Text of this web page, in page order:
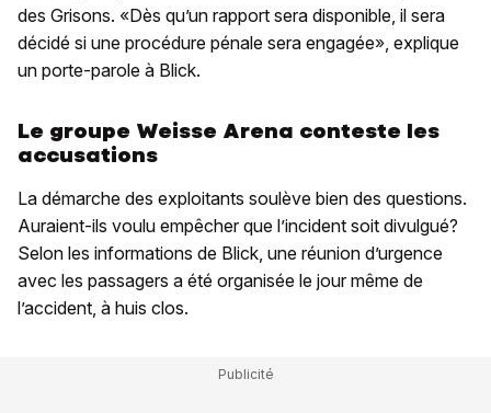
des Grisons. «Dès qu’un rapport sera disponible, il sera
décidé si une procédure pénale sera engagée», explique
un porte-parole à Blick.
Le groupe Weisse Arena conteste les
accusations
La démarche des exploitants soulève bien des questions.
Auraient-ils voulu empêcher que l’incident soit divulgué?
Selon les informations de Blick, une réunion d’urgence
avec les passagers a été organisée le jour même de
l’accident, à huis clos.